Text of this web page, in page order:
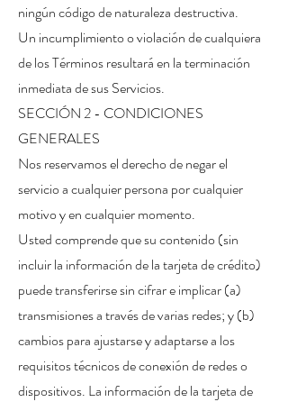
ningún código de naturaleza destructiva.
Un incumplimiento o violación de cualquiera
de los Términos resultará en la terminación
inmediata de sus Servicios.
SECCIÓN 2 - CONDICIONES
GENERALES
Nos reservamos el derecho de negar el
servicio a cualquier persona por cualquier
motivo y en cualquier momento.
Usted comprende que su contenido (sin
incluir la información de la tarjeta de crédito)
puede transferirse sin cifrar e implicar (a)
transmisiones a través de varias redes; y (b)
cambios para ajustarse y adaptarse a los
requisitos técnicos de conexión de redes o
dispositivos. La información de la tarjeta de